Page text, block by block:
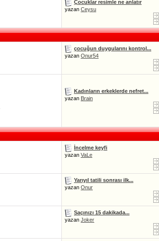
Çocuklar resimle ne anlatır
yazan Ceysu
çocuğun duygularını kontrol...
yazan Onur54
Kadınların erkeklerde nefret...
yazan Brain
İncelme keyfi
yazan VaLe
Yarıyıl tatili sonrası ilk...
yazan Onur
Saçınızı 15 dakikada...
yazan Joker